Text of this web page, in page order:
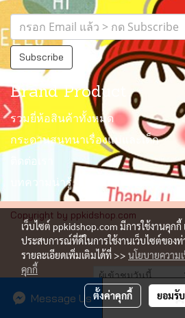
Message Us
Subscribe
Brand Product
รวมยี่ห้อสินค้าทั้งหมด
กระดานสนทนาเรื่องแม่และเด็ก
ติดต่อเรา
บทความน่ารู้
Copyright by ppkidshop.com
ผู้เข้าชมวันนี้
Powered by
เว็บไซต์ ppkidshop.com มีการใช้งานคุก
ประสบการณ์ที่ดีในการใช้งานเว็บไซต์ของ
รายละเอียดเพิ่มเติมได้ที่ >> นโยบายความ
คุกกี้
ตั้งค่าคุกกี้ ยอมรั